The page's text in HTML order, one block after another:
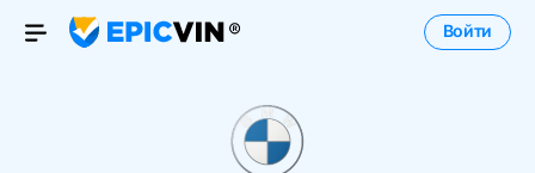
Open Menu
Войти